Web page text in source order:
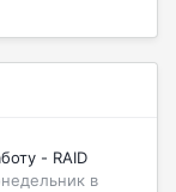
- RAID
в